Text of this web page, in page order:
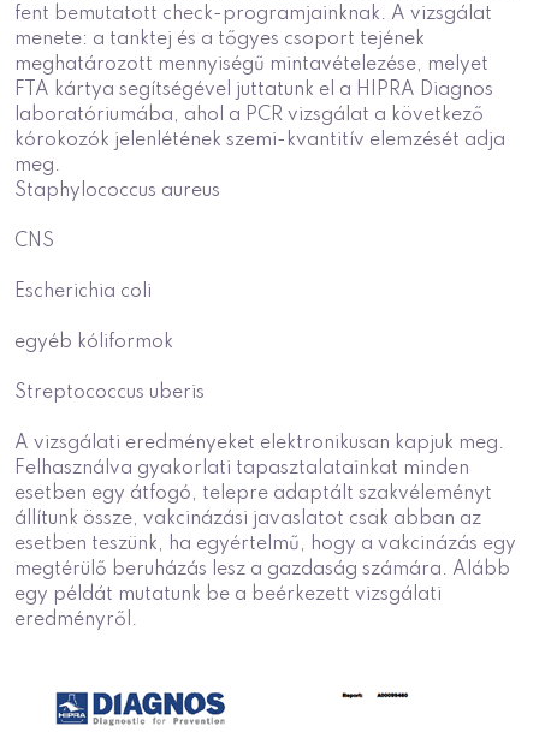
fent bemutatott check-programjainknak. A vizsgálat
menete: a tanktej és a tőgyes csoport tejének
meghatározott mennyiségű mintavételezése, melyet
FTA kártya segítségével juttatunk el a HIPRA Diagnos
laboratóriumába, ahol a PCR vizsgálat a következő
kórokozók jelenlétének szemi-kvantitív elemzését adja
meg.
Staphylococcus aureus
CNS
Escherichia coli
egyéb kóliformok
Streptococcus uberis
A vizsgálati eredményeket elektronikusan kapjuk meg.
Felhasználva gyakorlati tapasztalatainkat minden
esetben egy átfogó, telepre adaptált szakvéleményt
állítunk össze, vakcinázási javaslatot csak abban az
esetben teszünk, ha egyértelmű, hogy a vakcinázás egy
megtérülő beruházás lesz a gazdaság számára. Alább
egy példát mutatunk be a beérkezett vizsgálati
eredményről.